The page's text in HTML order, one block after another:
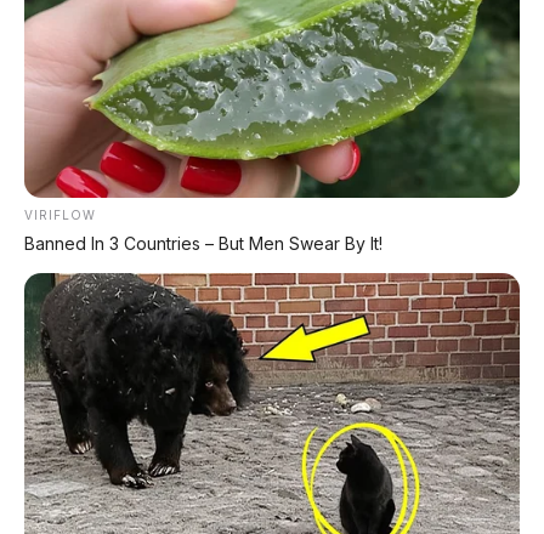
⚡ GAC Hyptec S600: SUV Listrik
Premium dengan Range 800 Km Siap
Hadir di Indonesia?
⚡ BYD Leopard 8: SUV Off-Road PHEV
748 HP Siap Tantang Land Cruiser!
⚡ GAC Trumpchi Yue 7: SUV Off-Road
PHEV Boxy Alias Defender Siap
Meluncur
⚡ Land Rover Freelander 8: SUV
Premium EREV Mewah 6 Kursi Siap
Masuk Indonesia
VIRIFLOW
Banned In 3 Countries – But Men Swear By It!